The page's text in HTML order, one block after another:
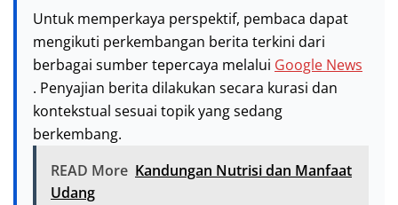
Untuk memperkaya perspektif, pembaca dapat
mengikuti perkembangan berita terkini dari
berbagai sumber tepercaya melalui Google News
. Penyajian berita dilakukan secara kurasi dan
kontekstual sesuai topik yang sedang
berkembang.
READ More Kandungan Nutrisi dan Manfaat
Udang